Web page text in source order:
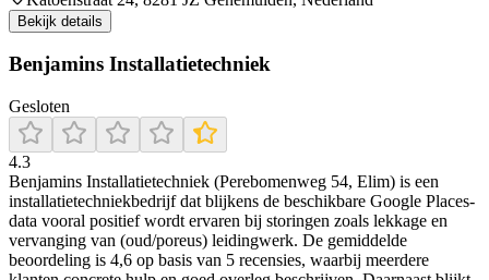
Bekijk details
Benjamins Installatietechniek
Gesloten
4.3
Benjamins Installatietechniek (Perebomenweg 54, Elim) is een
installatietechniekbedrijf dat blijkens de beschikbare Google Places-
data vooral positief wordt ervaren bij storingen zoals lekkage en
vervanging van (oud/poreus) leidingwerk. De gemiddelde
beoordeling is 4,6 op basis van 5 recensies, waarbij meerdere